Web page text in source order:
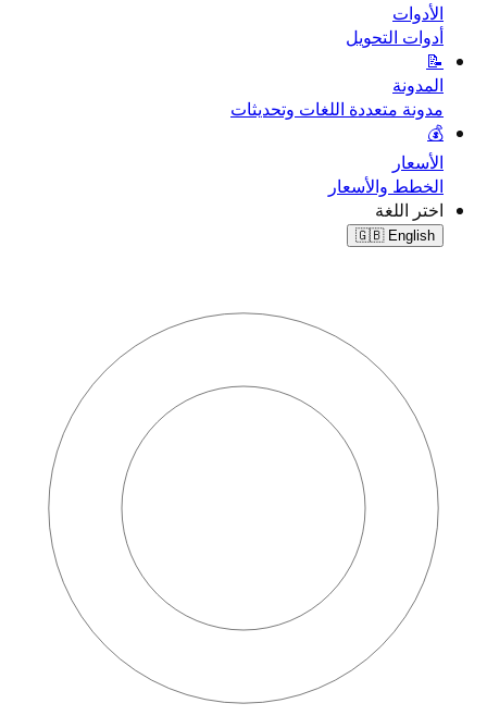
الأدوات
أدوات التحويل
📝
المدونة
مدونة متعددة اللغات وتحديثات
💰
الأسعار
الخطط والأسعار
اختر اللغة
🇬🇧English